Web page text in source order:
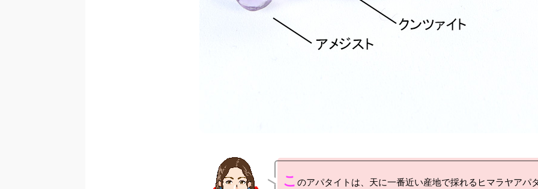
こ のアパタイトは、天に一番近い産地で採れるヒマラヤアパ